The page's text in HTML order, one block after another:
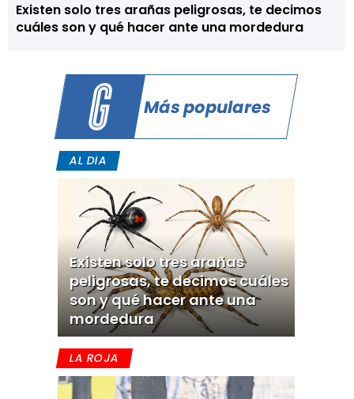
Existen solo tres arañas peligrosas, te decimos
cuáles son y qué hacer ante una mordedura
Más populares
AL DIA
Existen solo tres arañas
peligrosas, te decimos cuáles
son y qué hacer ante una
mordedura
LA ROJA